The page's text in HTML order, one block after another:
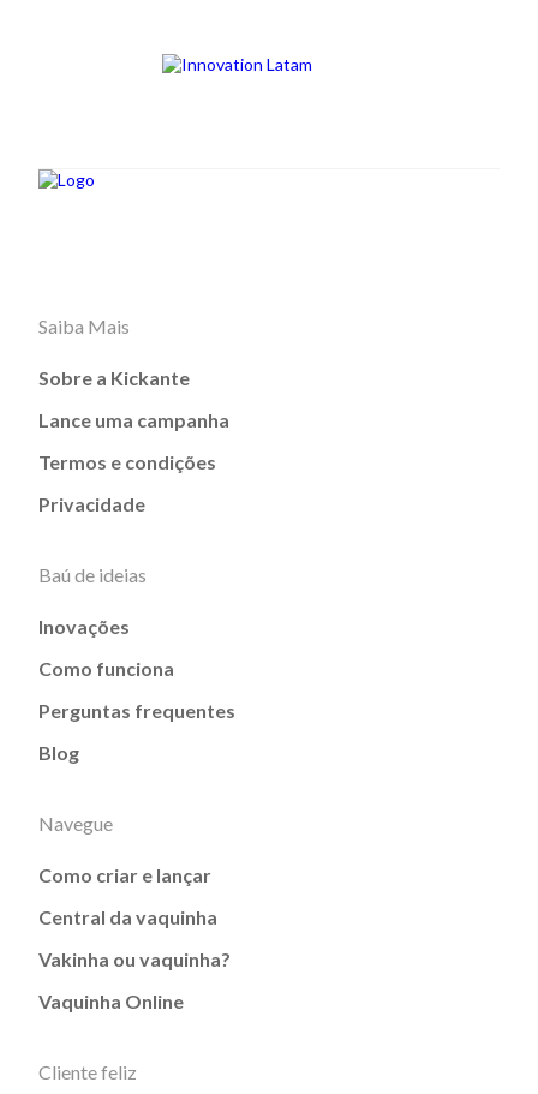
Saiba Mais
Sobre a Kickante
Lance uma campanha
Termos e condições
Privacidade
Baú de ideias
Inovações
Como funciona
Perguntas frequentes
Blog
Navegue
Como criar e lançar
Central da vaquinha
Vakinha ou vaquinha?
Vaquinha Online
Cliente feliz